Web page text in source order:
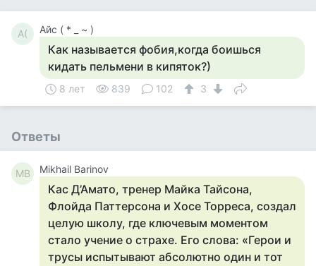
А( Айс ( * _ ~ )
Как называется фобия,когда боишься
кидать пельмени в кипяток?)
8 лет 839 102 3
Ответы
MB Mikhail Barinov
Кас Д’Амато, тренер Майка Тайсона,
Флойда Паттерсона и Хосе Торреса, создал
целую школу, где ключевым моментом
стало учение о страхе. Его слова: «Герои и
трусы испытывают абсолютно один и тот